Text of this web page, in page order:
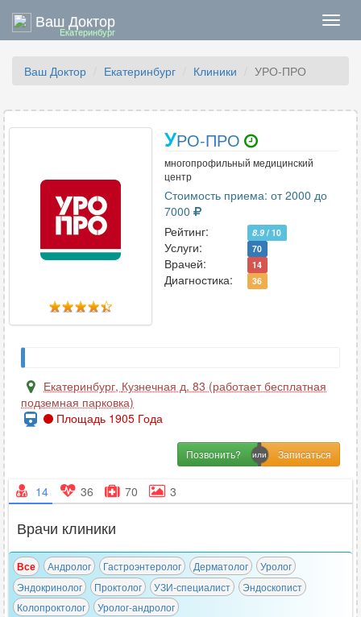
Ваш Доктор
Екатеринбург
Ваш Доктор Екатеринбург Клиники УРО-ПРО
УРО-ПРО
многопрофильный медицинский
центр
Стоимость приема: от 2000 до
7000
Рейтинг:
8.9 / 10
Услуги: 70
Врачей: 14
Диагностика: 36
Екатеринбург, Кузнечная д. 83 (работает бесплатная
подземная парковка)
Площадь 1905 Года
Позвонить?
14 36 70 3
Врачи клиники
Все Андролог Гастроэнтеролог Дерматолог
Уролог
Эндокринолог
Проктолог УЗИ-специалист
Эндоскопист
Колопроктолог
Уролог-андролог